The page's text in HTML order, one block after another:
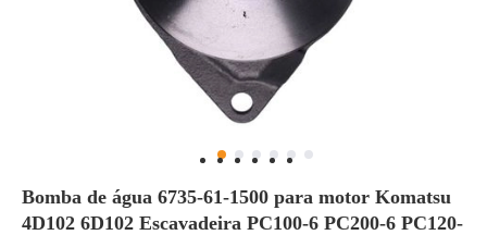
Bomba de água 6735-61-1500 para motor Komatsu
4D102 6D102 Escavadeira PC100-6 PC200-6 PC120-